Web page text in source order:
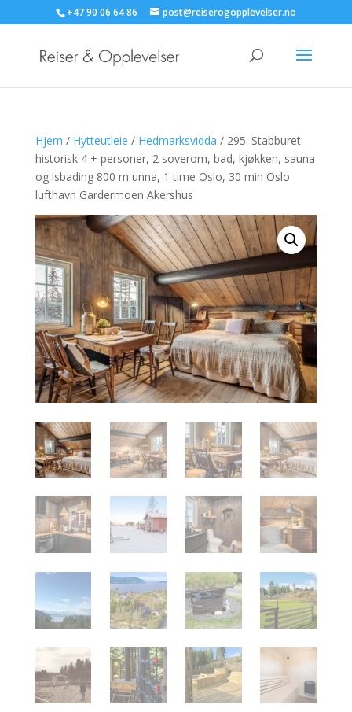
+47 90 06 64 86 post@reiserogopplevelser.no
Hjem / Hytteutleie / Hedmarksvidda / 295. Stabburet
historisk 4 + personer, 2 soverom, bad, kjøkken, sauna
og isbading 800 m unna, 1 time Oslo, 30 min Oslo
lufthavn Gardermoen Akershus